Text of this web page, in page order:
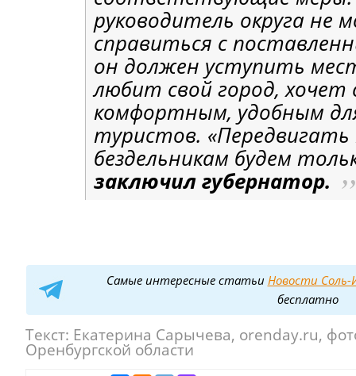
руководитель округа не
справиться с
он должен уступить
любит свой город, хочет
комфортным, удобным
туристов. «Передвигать
бездельникам будем
заключил губернатор.
Самые интересные статьи Новости Соль-
бесплатно
Текст: Екатерина Сарычева, orenday.ru,
Оренбургской области